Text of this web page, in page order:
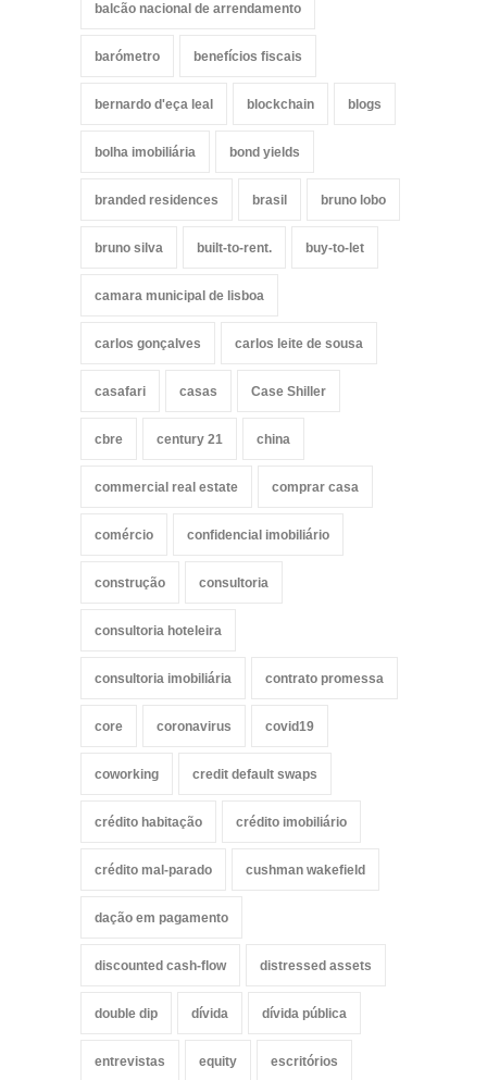
balcão nacional de arrendamento
barómetro benefícios fiscais
bernardo d'eça leal blockchain blogs
bolha imobiliária bond yields
branded residences brasil bruno lobo
bruno silva built-to-rent. buy-to-let
camara municipal de lisboa
carlos gonçalves carlos leite de sousa
casafari casas Case Shiller
cbre century 21 china
commercial real estate comprar casa
comércio confidencial imobiliário
construção consultoria
consultoria hoteleira
consultoria imobiliária contrato promessa
core coronavirus covid19
coworking credit default swaps
crédito habitação crédito imobiliário
crédito mal-parado cushman wakefield
dação em pagamento
discounted cash-flow distressed assets
double dip dívida dívida pública
entrevistas equity escritórios